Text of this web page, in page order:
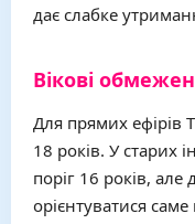
дає слабке
Вікові
Для прямих ефірів
18 років. У старих
поріг 16 років,
орієнтуватися